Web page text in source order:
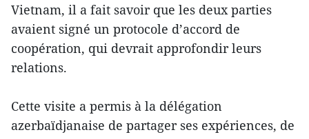
Vietnam, il a fait savoir que les deux parties
avaient signé un protocole d’accord de
coopération, qui devrait approfondir leurs
relations.
Cette visite a permis à la délégation
azerbaïdjanaise de partager ses expériences, de